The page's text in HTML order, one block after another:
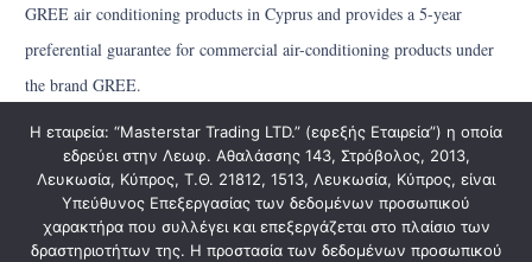
GREE air conditioning products in Cyprus and provides a 5-year
preferential guarantee for commercial air-conditioning products under
the brand GREE.
Η εταιρεία: “Masterstar Trading LTD.” (εφεξής Εταιρεία”) η οποία
εδρεύει στην Λεωφ. Αθαλάσσης 143, Στρόβολος, 2013,
Λευκωσία, Κύπρος, Τ.Θ. 21812, 1513, Λευκωσία, Κύπρος, είναι
Υπεύθυνος Επεξεργασίας των δεδομένων προσωπικού
χαρακτήρα που συλλέγει και επεξεργάζεται στο πλαίσιο των
δραστηριοτήτων της. Η προστασία των δεδομένων προσωπικού